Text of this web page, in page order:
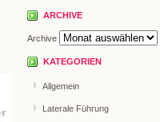
ARCHIVE
Archive
KATEGORIEN
Allgemein
Laterale Führung